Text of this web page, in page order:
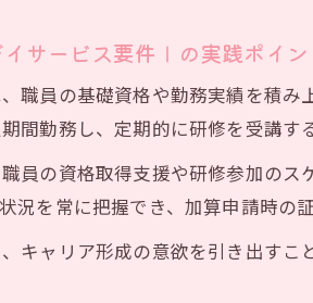
処遇改善加算の計算方法と対
放課後等デイサービス
対象者の確認ポイント
放課後等デイサービス
職員へ還元するための
放課後等デイサービス
サービス要件Ⅰの実践ポイン
職員の基礎資格や勤務実績を積
間勤務し、定期的に研修を受講す
員の資格取得支援や研修参加の
を常に把握でき、加算申請時の証
キャリア形成の意欲を引き出す